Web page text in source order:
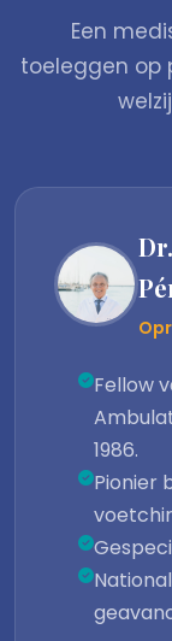
Een
toeleggen op
Fellow
1986.
Pionier